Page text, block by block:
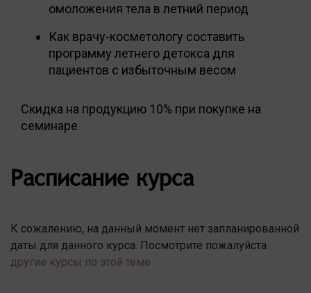
омоложения тела в летний период
Как врачу-косметологу составить
программу летнего детокса для
пациентов с избыточным весом
Скидка на продукцию 10% при покупке на
семинаре
Расписание курса
К сожалению, на данный момент нет запланированной
даты для данного курса. Посмотрите пожалуйста
другие курсы по этой теме